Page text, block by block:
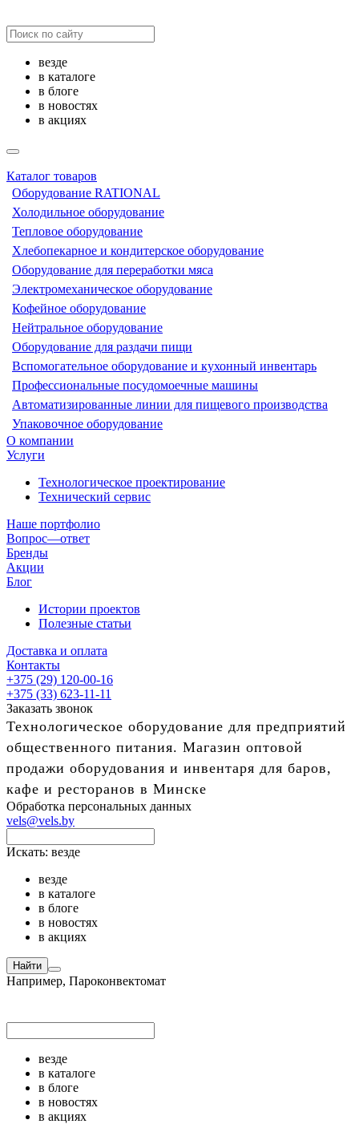
везде
в каталоге
в блоге
в новостях
в акциях
Каталог товаров
Оборудование RATIONAL
Холодильное оборудование
Тепловое оборудование
Хлебопекарное и кондитерское оборудование
Оборудование для переработки мяса
Электромеханическое оборудование
Кофейное оборудование
Нейтральное оборудование
Оборудование для раздачи пищи
Вспомогательное оборудование и кухонный инвентарь
Профессиональные посудомоечные машины
Автоматизированные линии для пищевого производства
Упаковочное оборудование
О компании
Услуги
Технологическое проектирование
Технический сервис
Наше портфолио
Вопрос—ответ
Бренды
Акции
Блог
Истории проектов
Полезные статьи
Доставка и оплата
Контакты
+375 (29) 120-00-16
+375 (33) 623-11-11
Заказать звонок
Технологическое оборудование для предприятий
общественного питания. Магазин оптовой
продажи оборудования и инвентаря для баров,
кафе и ресторанов в Минске
Обработка персональных данных
vels@vels.by
Искать: везде
везде
в каталоге
в блоге
в новостях
в акциях
Найти
Например, Пароконвектомат
везде
в каталоге
в блоге
в новостях
в акциях